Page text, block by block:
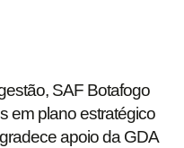
SAF Botafogo
em plano estratégico
apoio da GDA